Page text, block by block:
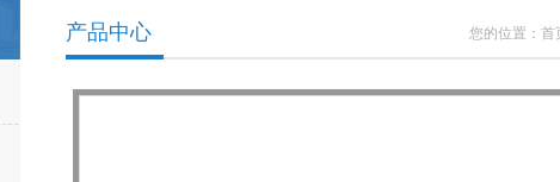
您的位置： 首
产品中心